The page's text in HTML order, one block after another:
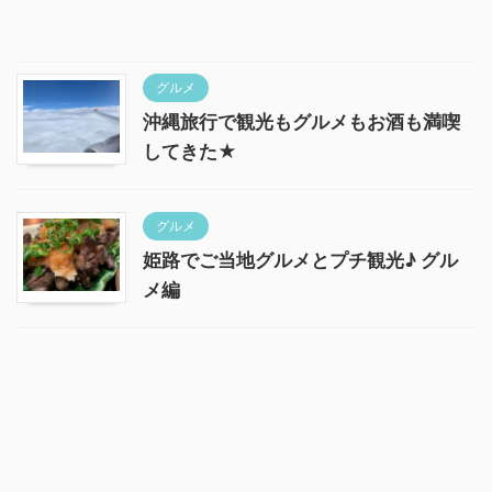
グルメ
沖縄旅行で観光もグルメもお酒も満喫
してきた★
グルメ
姫路でご当地グルメとプチ観光♪ グル
メ編